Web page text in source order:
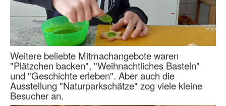
Weitere beliebte Mitmachangebote waren
"Plätzchen backen", "Weihnachtliches Basteln"
und "Geschichte erleben". Aber auch die
Ausstellung "Naturparkschätze" zog viele kleine
Besucher an.